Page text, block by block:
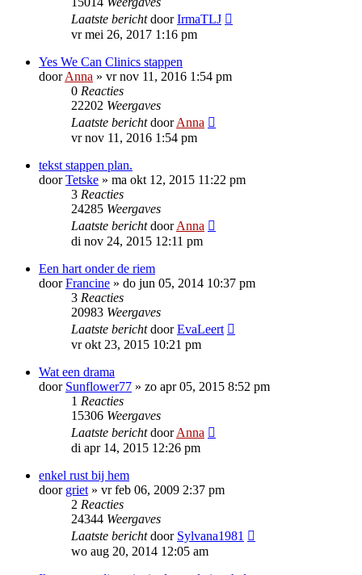
Laatste berichtdoorIrmaTLJ
vr mei 26, 2017 1:16 pm
Yes We Can Clinics stappen
doorAnna » vr nov 11, 2016 1:54 pm
0 Reacties
22202 Weergaves
Laatste berichtdoorAnna
vr nov 11, 2016 1:54 pm
tekst stappen plan.
doorTetske » ma okt 12, 2015 11:22 pm
3 Reacties
24285 Weergaves
Laatste berichtdoorAnna
di nov 24, 2015 12:11 pm
Een hart onder de riem
doorFrancine » do jun 05, 2014 10:37 pm
3 Reacties
20983 Weergaves
Laatste berichtdoorEvaLeert
vr okt 23, 2015 10:21 pm
Wat een drama
door Sunflower77 » zo apr 05, 2015 8:52 pm
1 Reacties
15306 Weergaves
Laatste berichtdoorAnna
di apr 14, 2015 12:26 pm
enkel rust bij hem
door griet » vr feb 06, 2009 2:37 pm
2 Reacties
24344 Weergaves
Laatste berichtdoor Sylvana1981
wo aug 20, 2014 12:05 am